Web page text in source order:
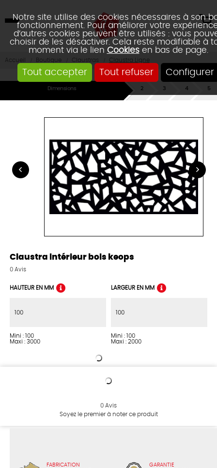
Notre site utilise des cookies nécessaires à son
fonctionnement. Pour améliorer votre
d’autres cookies peuvent être utilisés : vous
choisir de les désactiver. Cela reste modifiable à
moment via le lien Cookiesen bas de page.
Tout accepter Tout refuser Configurer
Accueil Boutique Claustras Claustra Ligne
Dimensions
du
du
Claustra intérieur bois keops
0 Avis
HAUTEUR EN MM
Mini : 100
Maxi : 3000
LARGEUR EN MM
Mini : 100
Maxi : 2000
0 Avis
Soyez le premier à noter ce produit
FABRICATION
GARANTIE